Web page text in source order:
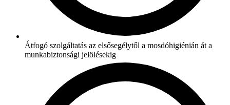
Átfogó szolgáltatás az elsősegélytől a mosdóhigiénián át a
munkabiztonsági jelölésekig